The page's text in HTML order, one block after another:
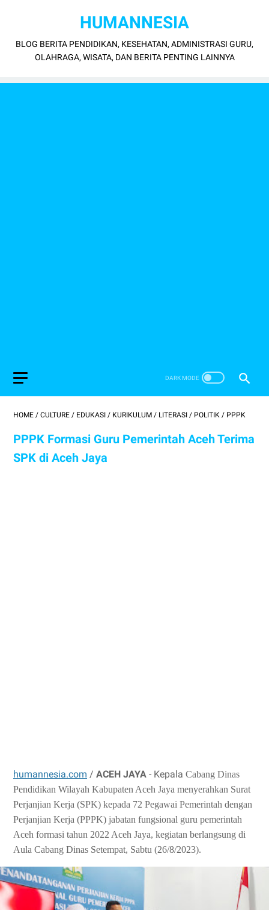
HUMANNESIA
BLOG BERITA PENDIDIKAN, KESEHATAN, ADMINISTRASI GURU,
OLAHRAGA, WISATA, DAN BERITA PENTING LAINNYA
HOME / CULTURE / EDUKASI / KURIKULUM / LITERASI / POLITIK / PPPK
PPPK Formasi Guru Pemerintah Aceh Terima
SPK di Aceh Jaya
humannesia.com / ACEH JAYA - Kepala Cabang Dinas
Pendidikan Wilayah Kabupaten Aceh Jaya menyerahkan Surat
Perjanjian Kerja (SPK) kepada 72 Pegawai Pemerintah dengan
Perjanjian Kerja (PPPK) jabatan fungsional guru pemerintah
Aceh formasi tahun 2022 Aceh Jaya, kegiatan berlangsung di
Aula Cabang Dinas Setempat, Sabtu (26/8/2023).